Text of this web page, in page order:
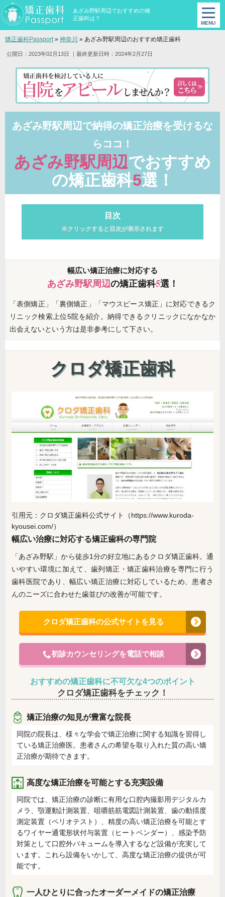
あざみ野駅周辺でおすすめの矯
正歯科は？
矯正歯科Passport» 神奈川 » あざみ野駅周辺のおすすめ矯正歯科
公開日：2023年02月13日 ｜最終更新日時：2024年2月27日
あざみ野駅周辺で納得の矯正治療を受けるな
らココ！
あざみ野駅周辺でおすすめ
の矯正歯科5選！
目次
※クリックすると目次が表示されます
幅広い矯正治療に対応する
あざみ野駅周辺の矯正歯科5選！
「表側矯正」「裏側矯正」「マウスピース矯正」に対応できるク
リニック検索上位5院を紹介。納得できるクリニックになかなか
出会えないという方は是非参考にして下さい。
クロダ矯正歯科
引用元：クロダ矯正歯科公式サイト（https://www.kuroda-
kyousei.com/）
幅広い治療に対応する矯正歯科の専門院
「あざみ野駅」から徒歩1分の好立地にあるクロダ矯正歯科。通
いやすい環境に加えて、歯列矯正・矯正歯科治療を専門に行う
歯科医院であり、幅広い矯正治療に対応しているため、患者さ
んのニーズに合わせた歯並びの改善が可能です。
クロダ矯正歯科の公式サイトを見る
初診カウンセリングを電話で相談
おすすめの矯正歯科に不可欠な4つのポイント
クロダ矯正歯科をチェック！
矯正治療の知見が豊富な院長
同院の院長は、様々な学会で矯正治療に関する知識を習得し
ている矯正治療医。患者さんの希望を取り入れた質の高い矯
正治療が期待できます。
高度な矯正治療を可能とする充実設備
同院では、矯正治療の診断に有用な口腔内撮影用デジタルカ
メラ、顎運動計測装置、咀嚼筋筋電図計測装置、歯の動揺度
測定装置（ペリオテスト）、精度の高い矯正治療を可能とす
るワイヤー通電形状付与装置（ヒートベンダー）、感染予防
対策として口腔外バキュームを導入するなど設備が充実して
います。これら設備をいかして、高度な矯正治療の提供が可
能です。
一人ひとりに合ったオーダーメイドの矯正治療